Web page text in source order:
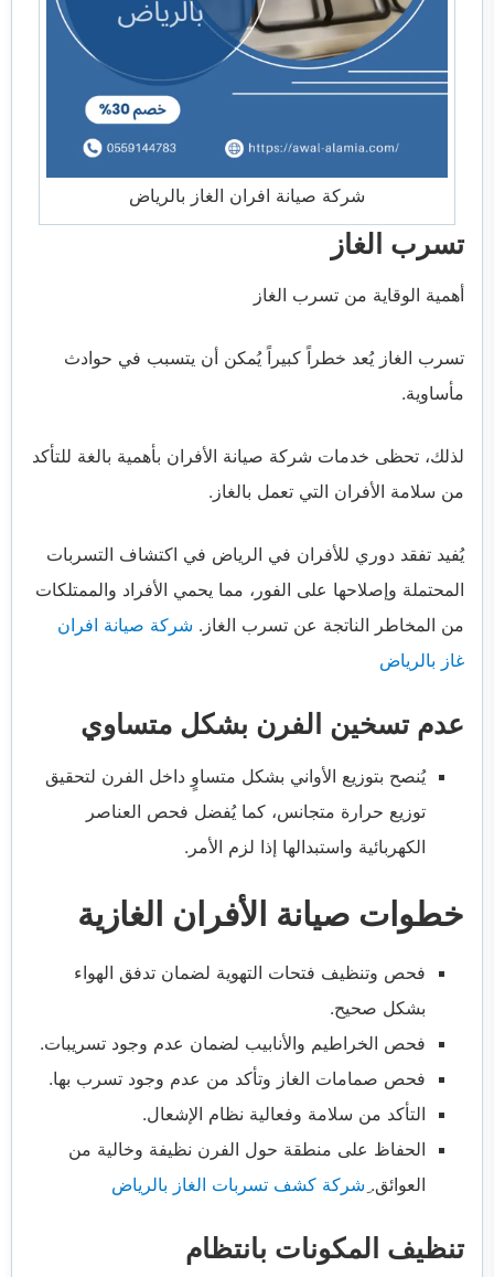
شركة صيانة افران الغاز بالرياض
تسرب الغاز
أهمية الوقاية من تسرب الغاز
تسرب الغاز يُعد خطراً كبيراً يُمكن أن يتسبب في حوادث
مأساوية.
لذلك، تحظى خدمات شركة صيانة الأفران بأهمية بالغة للتأكد
من سلامة الأفران التي تعمل بالغاز.
يُفيد تفقد دوري للأفران في الرياض في اكتشاف التسربات
المحتملة وإصلاحها على الفور، مما يحمي الأفراد والممتلكات
من المخاطر الناتجة عن تسرب الغاز. شركة صيانة افران
غاز بالرياض
عدم تسخين الفرن بشكل متساوي
يُنصح بتوزيع الأواني بشكل متساوٍ داخل الفرن لتحقيق
توزيع حرارة متجانس، كما يُفضل فحص العناصر
الكهربائية واستبدالها إذا لزم الأمر.
خطوات صيانة الأفران الغازية
فحص وتنظيف فتحات التهوية لضمان تدفق الهواء
بشكل صحيح.
فحص الخراطيم والأنابيب لضمان عدم وجود تسريبات.
فحص صمامات الغاز وتأكد من عدم وجود تسرب بها.
التأكد من سلامة وفعالية نظام الإشعال.
الحفاظ على منطقة حول الفرن نظيفة وخالية من
العوائق. ِشركة كشف تسربات الغاز بالرياض
تنظيف المكونات بانتظام